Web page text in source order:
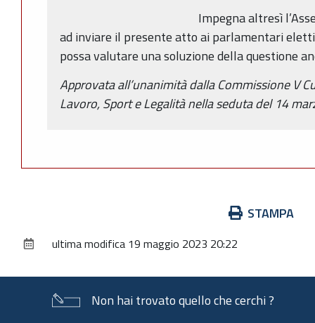
Impegna altresì
ad inviare il presente atto ai parlamentari
possa valutare una soluzione della questione
Approvata all’unanimità dalla Commissione V
Lavoro, Sport e Legalità nella seduta del 14
documento
STAMPA
ultima modifica 19 maggio 2023 20:22
Non hai trovato quello che cerchi ?